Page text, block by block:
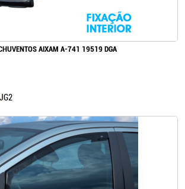
AIXAM A-741 19519 DGA
JG2